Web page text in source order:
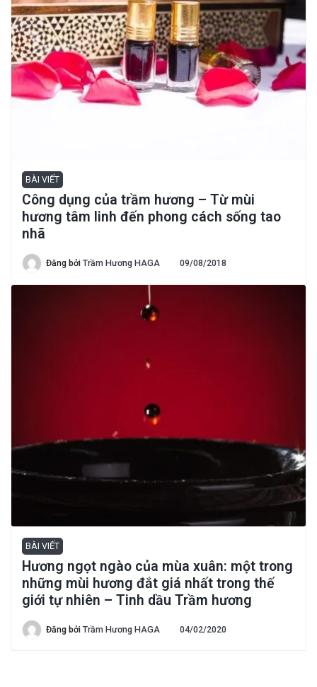
BÀI VIẾT
Công dụng của trầm hương – Từ mùi
hương tâm linh đến phong cách sống tao
nhã
Đăng bởi Trầm Hương HAGA 09/08/2018
BÀI VIẾT
Hương ngọt ngào của mùa xuân: một trong
những mùi hương đắt giá nhất trong thế
giới tự nhiên – Tinh dầu Trầm hương
Đăng bởi Trầm Hương HAGA 04/02/2020